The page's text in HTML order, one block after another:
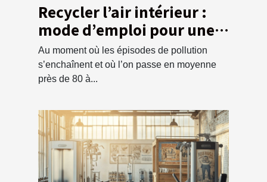
Recycler l’air intérieur :
mode d’emploi pour une
maison saine
Au moment où les épisodes de pollution
s’enchaînent et où l’on passe en moyenne
près de 80 à...